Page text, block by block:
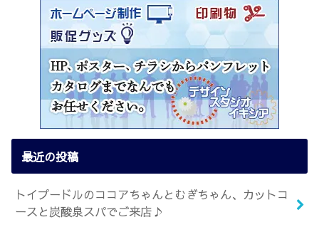
最近の投稿
トイプードルのココアちゃんとむぎちゃん、カットコ
ースと炭酸泉スパでご来店♪